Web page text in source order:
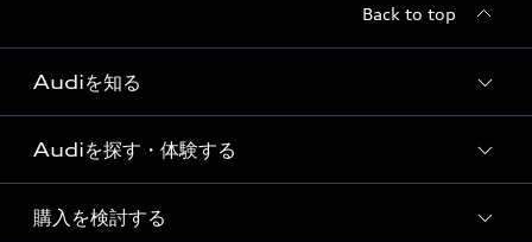
Back to top
Audiを知る
Audi ブランド
Story of Progress
Audiを探す・体験する
ディーラー検索
購入を検討する